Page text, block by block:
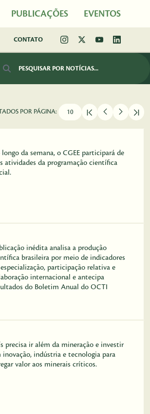
PUBLICAÇÕES EVENTOS
CONTATO
Barra de busca
POR PÁGINA:
longo da semana, o CGEE participará de
atividades da programação científica
inédita analisa a produção
brasileira por meio de indicadores
participação relativa e
internacional e antecipa
do Boletim Anual do OCTI
precisa ir além da mineração e investir
inovação, indústria e tecnologia para
valor aos minerais críticos.